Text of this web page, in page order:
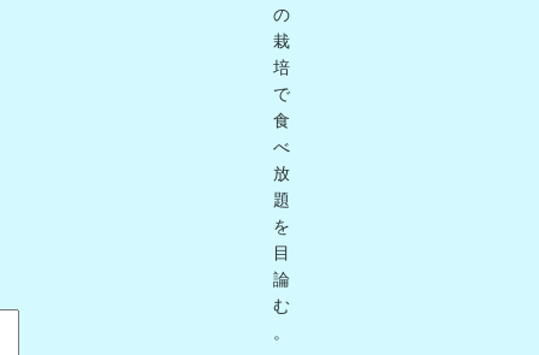
の
栽
培
で
食
べ
放
題
を
目
論
む
。